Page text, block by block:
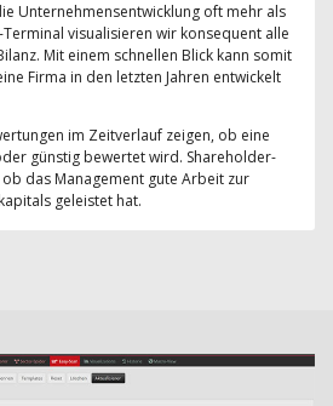
Unternehmensentwicklung oft mehr als
visualisieren wir konsequent alle
Mit einem schnellen Blick kann somit
Firma in den letzten Jahren entwickelt
im Zeitverlauf zeigen, ob eine
günstig bewertet wird. Shareholder-
das Management gute Arbeit zur
geleistet hat.